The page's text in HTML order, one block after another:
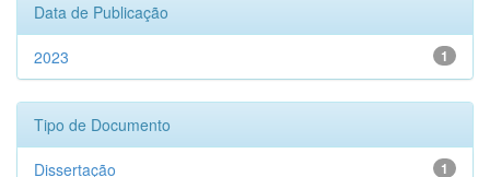
Data de Publicação
1
2023
Tipo de Documento
1
Dissertação